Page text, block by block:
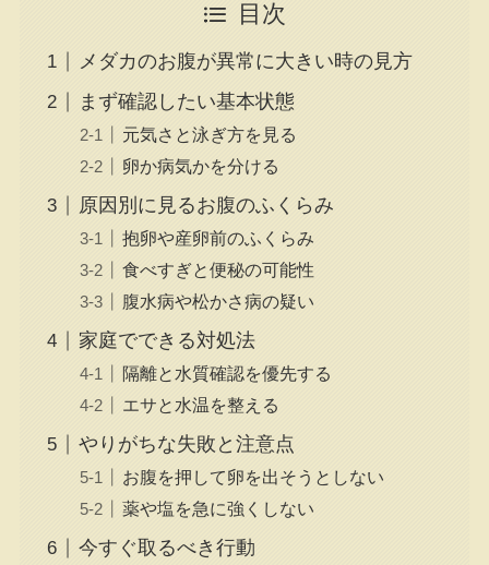
目次
メダカのお腹が異常に大きい時の見方
まず確認したい基本状態
元気さと泳ぎ方を見る
卵か病気かを分ける
原因別に見るお腹のふくらみ
抱卵や産卵前のふくらみ
食べすぎと便秘の可能性
腹水病や松かさ病の疑い
家庭でできる対処法
隔離と水質確認を優先する
エサと水温を整える
やりがちな失敗と注意点
お腹を押して卵を出そうとしない
薬や塩を急に強くしない
今すぐ取るべき行動